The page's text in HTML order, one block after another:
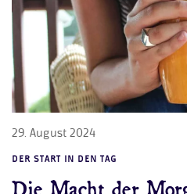
29. August 2024
DER START IN DEN TAG